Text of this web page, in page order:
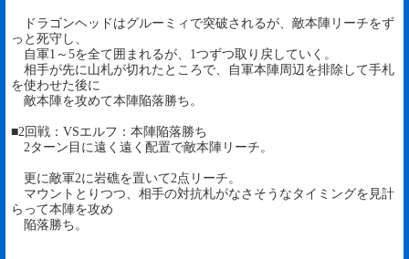
ドラゴンヘッドはグルーミィで突破されるが、敵本陣リーチをず
っと死守し、
自軍1～5を全て囲まれるが、1つずつ取り戻していく。
相手が先に山札が切れたところで、自軍本陣周辺を排除して手札
を使わせた後に
敵本陣を攻めて本陣陥落勝ち。
■2回戦：VSエルフ：本陣陥落勝ち
2ターン目に遠く遠く配置で敵本陣リーチ。
更に敵軍2に岩礁を置いて2点リーチ。
マウントとりつつ、相手の対抗札がなさそうなタイミングを見計
らって本陣を攻め
陥落勝ち。